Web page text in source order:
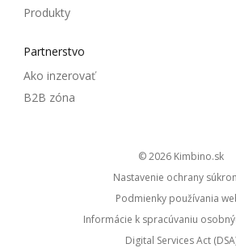
Produkty
Partnerstvo
Ako inzerovať
B2B zóna
© 2026
kimbino.sk
Nastavenie ochrany
Podmienky používania
Informácie k spracúvaniu
Digital Services Act